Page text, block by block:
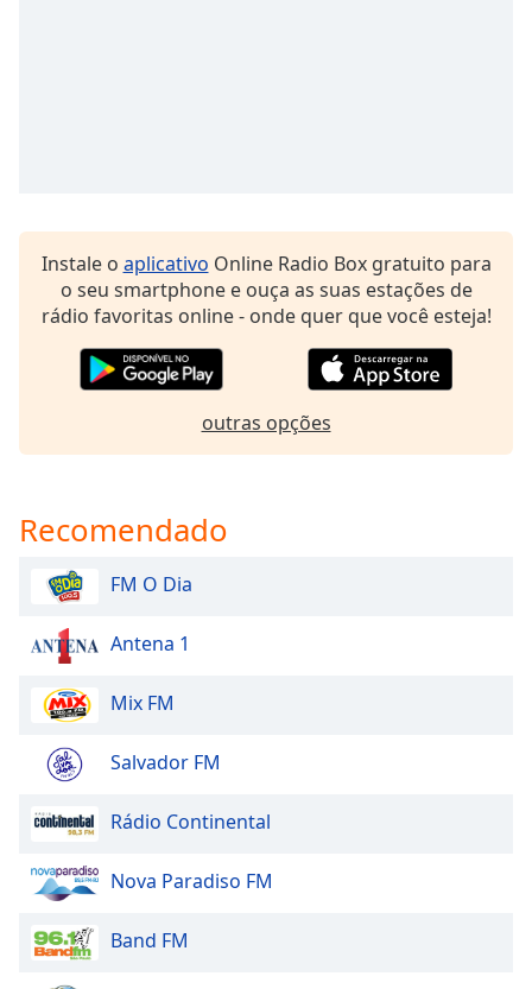
Style
Font
Done
Modal
Dialog
window.
Instale o aplicativo Online Radio Box gratuito para
o seu smartphone e ouça as suas estações de
rádio favoritas online - onde quer que você esteja!
outras opções
Recomendado
FM O Dia
Antena 1
Mix FM
Salvador FM
Rádio Continental
Nova Paradiso FM
Band FM